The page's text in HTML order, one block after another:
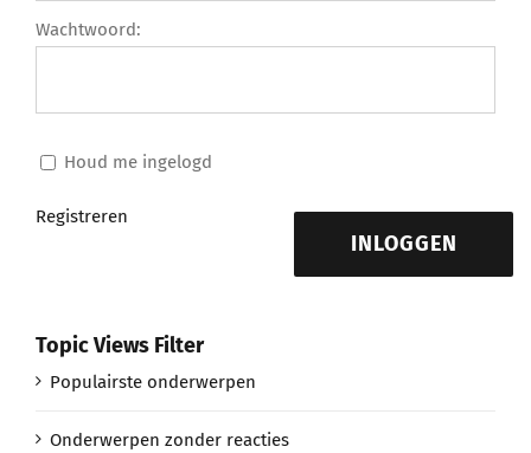
Wachtwoord:
Houd me ingelogd
INLOGGEN
Registreren
Topic Views Filter
Populairste onderwerpen
Onderwerpen zonder reacties